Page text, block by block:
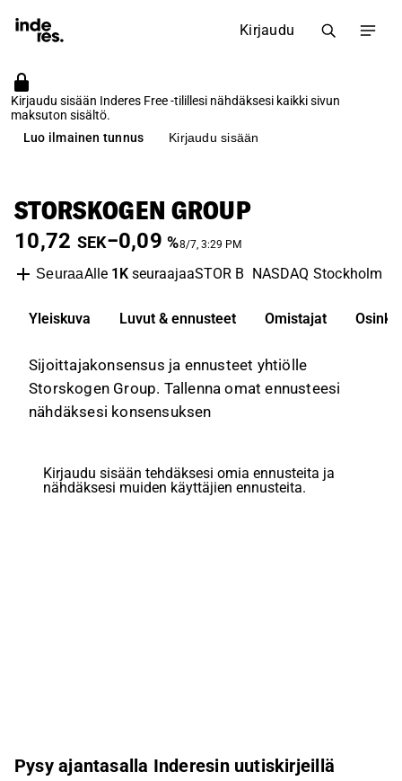
Kirjaudu
Kirjaudu sisään Inderes Free -tilillesi nähdäksesi kaikki sivun
maksuton sisältö.
Luo ilmainen tunnus
Kirjaudu sisään
STORSKOGEN GROUP
10,72 SEK−0,09 %8/7, 3:29 PM
SeuraaAlle 1KseuraajaaSTOR B NASDAQ Stockholm
Yleiskuva Luvut & ennusteet Omistajat Osinko
Sijoittajakonsensus ja ennusteet yhtiölle
Storskogen Group. Tallenna omat ennusteesi
nähdäksesi konsensuksen
Kirjaudu sisään tehdäksesi omia ennusteita ja
nähdäksesi muiden käyttäjien ennusteita.
Pysy ajantasalla Inderesin uutiskirjeillä